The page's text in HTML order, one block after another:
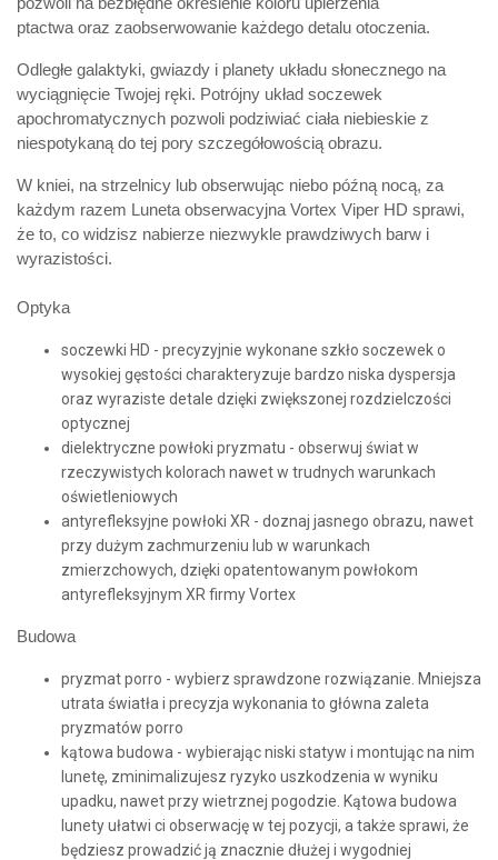
ptactwa oraz zaobserwowanie każdego detalu otoczenia.
Odległe galaktyki, gwiazdy i planety układu słonecznego na
wyciągnięcie Twojej ręki. Potrójny układ soczewek
apochromatycznych pozwoli podziwiać ciała niebieskie z
niespotykaną do tej pory szczegółowością obrazu.
W kniei, na strzelnicy lub obserwując niebo późną nocą, za
każdym razem Luneta obserwacyjna Vortex Viper HD sprawi,
że to, co widzisz nabierze niezwykle prawdziwych barw i
wyrazistości.
Optyka
soczewki HD - precyzyjnie wykonane szkło soczewek o
wysokiej gęstości charakteryzuje bardzo niska dyspersja
oraz wyraziste detale dzięki zwiększonej rozdzielczości
optycznej
dielektryczne powłoki pryzmatu - obserwuj świat w
rzeczywistych kolorach nawet w trudnych warunkach
oświetleniowych
antyrefleksyjne powłoki XR - doznaj jasnego obrazu, nawet
przy dużym zachmurzeniu lub w warunkach
zmierzchowych, dzięki opatentowanym powłokom
antyrefleksyjnym XR firmy Vortex
Budowa
pryzmat porro - wybierz sprawdzone rozwiązanie. Mniejsza
utrata światła i precyzja wykonania to główna zaleta
pryzmatów porro
kątowa budowa - wybierając niski statyw i montując na nim
lunetę, zminimalizujesz ryzyko uszkodzenia w wyniku
upadku, nawet przy wietrznej pogodzie. Kątowa budowa
lunety ułatwi ci obserwację w tej pozycji, a także sprawi, że
będziesz prowadzić ją znacznie dłużej i wygodniej